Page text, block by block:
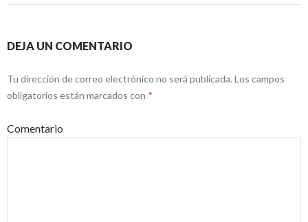
DEJA UN COMENTARIO
Tu dirección de correo electrónico no será publicada. Los campos
obligatorios están marcados con *
Comentario